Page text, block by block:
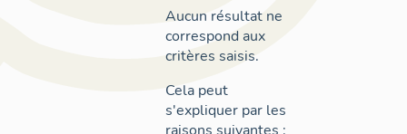
Aucun résultat ne
correspond aux
critères saisis.
Cela peut
s'expliquer par les